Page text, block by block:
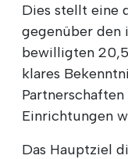
Dies stellt eine
gegenüber den
bewilligten
klares
Einrichtungen
Das Hauptziel